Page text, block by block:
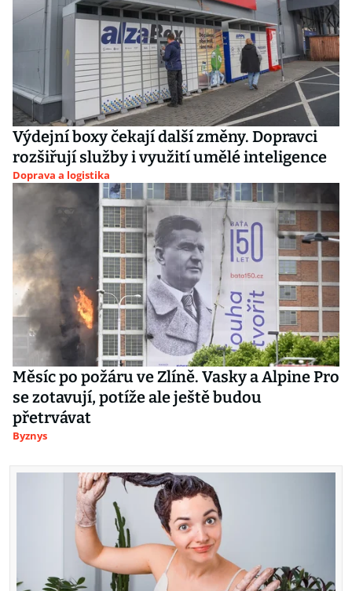
Výdejní boxy čekají další změny. Dopravci
rozšiřují služby i využití umělé inteligence
Doprava a logistika
Měsíc po požáru ve Zlíně. Vasky a Alpine Pro
se zotavují, potíže ale ještě budou
přetrvávat
Byznys